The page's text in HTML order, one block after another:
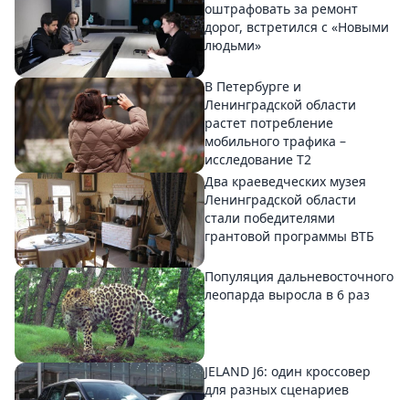
оштрафовать за ремонт
дорог, встретился с «Новыми
людьми»
В Петербурге и
Ленинградской области
растет потребление
мобильного трафика –
исследование T2
Два краеведческих музея
Ленинградской области
стали победителями
грантовой программы ВТБ
Популяция дальневосточного
леопарда выросла в 6 раз
JELAND J6: один кроссовер
для разных сценариев